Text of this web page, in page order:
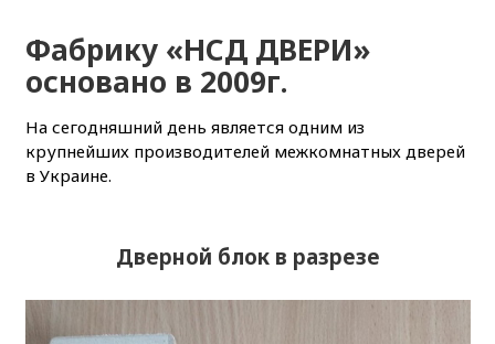
Фабрику «НСД ДВЕРИ»
основано в 2009г.
На сегодняшний день является одним из
крупнейших производителей межкомнатных дверей
в Украине.
Дверной блок в разрезе